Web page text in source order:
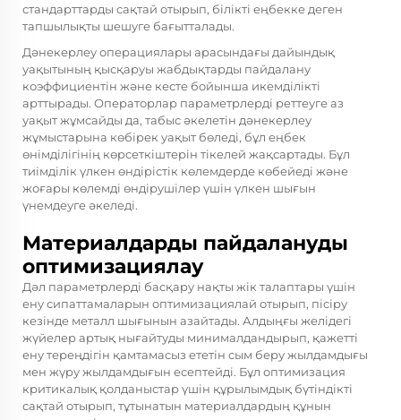
стандарттарды сақтай отырып, білікті еңбекке деген
тапшылықты шешуге бағытталады.
Дәнекерлеу операциялары арасындағы дайындық
уақытының қысқаруы жабдықтарды пайдалану
коэффициентін және кесте бойынша икемділікті
арттырады. Операторлар параметрлерді реттеуге аз
уақыт жұмсайды да, табыс әкелетін дәнекерлеу
жұмыстарына көбірек уақыт бөледі, бұл еңбек
өнімділігінің көрсеткіштерін тікелей жақсартады. Бұл
тиімділік үлкен өндірістік көлемдерде көбейеді және
жоғары көлемді өндірушілер үшін үлкен шығын
үнемдеуге әкеледі.
Материалдарды пайдалануды
оптимизациялау
Дәл параметрлерді басқару нақты жік талаптары үшін
ену сипаттамаларын оптимизациялай отырып, пісіру
кезінде металл шығынын азайтады. Алдыңғы желідегі
жүйелер артық нығайтуды минималдандырып, қажетті
ену тереңдігін қамтамасыз ететін сым беру жылдамдығы
мен жүру жылдамдығын есептейді. Бұл оптимизация
критикалық қолданыстар үшін құрылымдық бүтіндікті
сақтай отырып, тұтынатын материалдардың құнын